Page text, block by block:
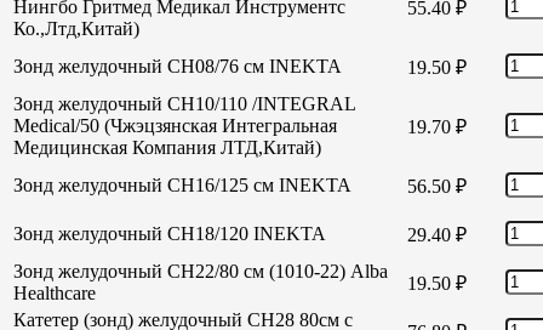
Нингбо Гритмед Медикал Инструментс
Ко.,Лтд,Китай)
55.40 ₽
Зонд желудочный СН08/76 см INEKTA 19.50 ₽
Зонд желудочный СН10/110 /INTEGRAL
Medical/50 (Чжэцзянская Интегральная
Медицинская Компания ЛТД,Китай)
19.70 ₽
Зонд желудочный СН16/125 см INEKTA 56.50 ₽
Зонд желудочный СН18/120 INEKTA 29.40 ₽
Зонд желудочный СН22/80 см (1010-22) Alba
Healthcare
19.50 ₽
Катетер (зонд) желудочный СН28 80см с